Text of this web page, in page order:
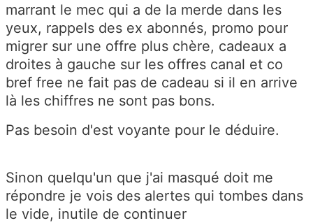
marrant le mec qui a de la merde dans les
yeux, rappels des ex abonnés, promo pour
migrer sur une offre plus chère, cadeaux a
droites à gauche sur les offres canal et co
bref free ne fait pas de cadeau si il en arrive
là les chiffres ne sont pas bons.
Pas besoin d'est voyante pour le déduire.
Sinon quelqu'un que j'ai masqué doit me
répondre je vois des alertes qui tombes dans
le vide, inutile de continuer